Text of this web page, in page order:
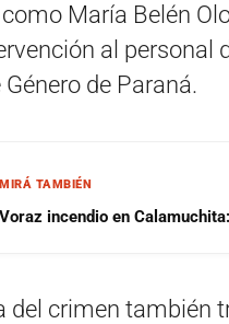
María Belén
al
de Paraná.
MIRÁ TAMBIÉN
Voraz incendio en
del crimen también